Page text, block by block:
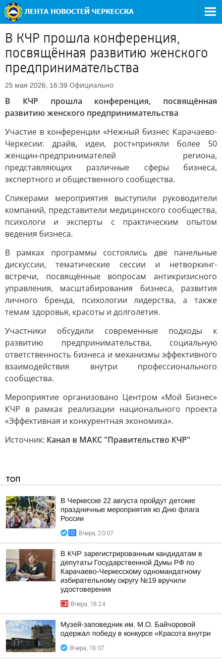
В КЧР прошла конференция,
посвящённая развитию женского
предпринимательства
25 мая 2026, 16:39 Официально
В КЧР прошла конференция, посвящённая
развитию женского предпринимательства
Участие в конференции «Нежный бизнес Карачаево-
Черкесии: драйв, идеи, рост»приняли более 50
женщин-предпринимателей региона,
представляющих различные сферы бизнеса,
экспертного и общественного сообщества.
Спикерами мероприятия выступили руководители
компаний, представители медицинского сообщества,
психологи и эксперты с практическим опытом
ведения бизнеса.
В рамках программы состоялись две панельные
дискуссии, тематические сессии и нетворкинг-
встречи, посвящённые вопросам антикризисного
управления, масштабирования бизнеса, развития
личного бренда, психологии лидерства, а также
темам здоровья, красоты и долголетия.
Участники обсудили современные подходы к
развитию предпринимательства, социальную
ответственность бизнеса и механизмы эффективного
взаимодействия внутри профессионального
сообщества.
Мероприятие организовано Центром «Мой Бизнес»
КЧР в рамках реализации национального проекта
«Эффективная и конкурентная экономика».
Источник: Канал в МАКС "Правительство КЧР"
ТОП
В Черкесске 22 августа пройдут детские
праздничные мероприятия ко Дню флага
России
Вчера, 20:07
В КЧР зарегистрированным кандидатам в
депутаты Государственной Думы РФ по
Карачаево-Черкесскому одномандатному
избирательному округу №19 вручили
удостоверения
Вчера, 18:24
Музей-заповедник им. М.О. Байчоровой
одержал победу в конкурсе «Красота внутри
Вчера, 18:07